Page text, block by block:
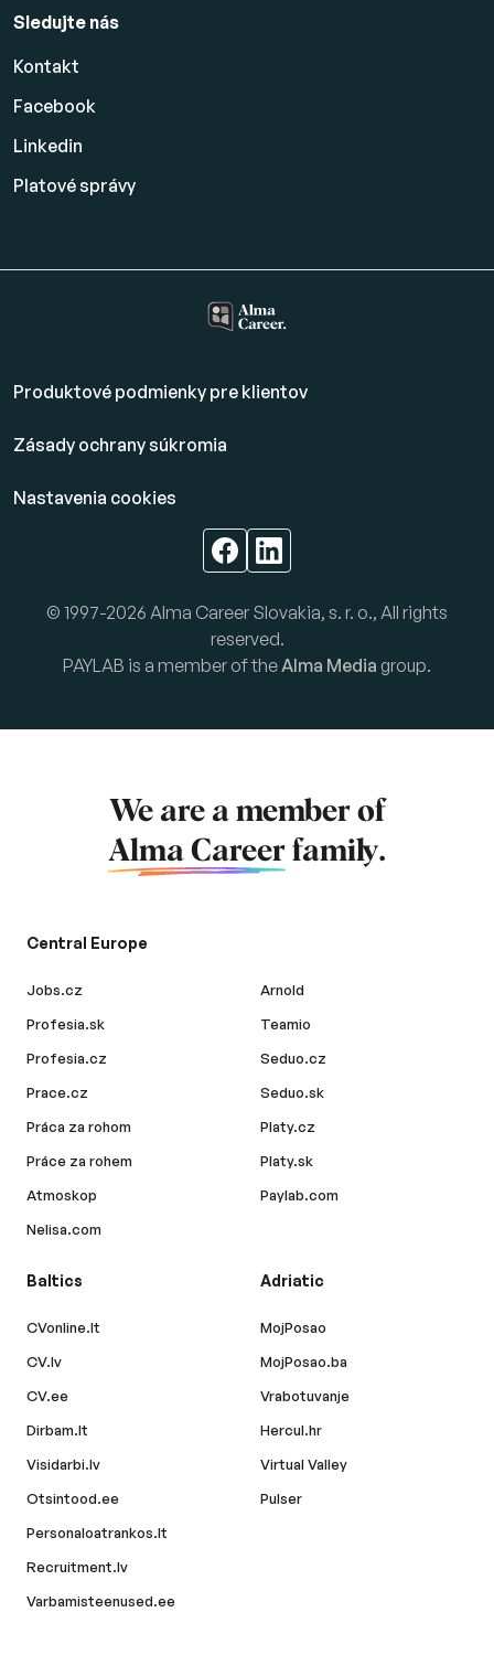
Sledujte nás
Kontakt
Facebook
Linkedin
Platovésprávy
Produktové podmienky pre klientov
Zásady ochrany súkromia
Nastavenia cookies
© 1997-2026 Alma Career Slovakia, s. r. o., All rights
reserved.
PAYLAB is a member of theAlma Media group.
We are a member of
Alma Career family.
Central Europe
Jobs.cz
Profesia.sk
Profesia.cz
Prace.cz
Práca za rohom
Práce za rohem
Atmoskop
Nelisa.com
Arnold
Teamio
Seduo.cz
Seduo.sk
Platy.cz
Platy.sk
Paylab.com
Baltics
CVonline.lt
CV.lv
CV.ee
Dirbam.lt
Visidarbi.lv
Otsintood.ee
Personaloatrankos.lt
Recruitment.lv
Varbamisteenused.ee
Adriatic
MojPosao
MojPosao.ba
Vrabotuvanje
Hercul.hr
Virtual Valley
Pulser